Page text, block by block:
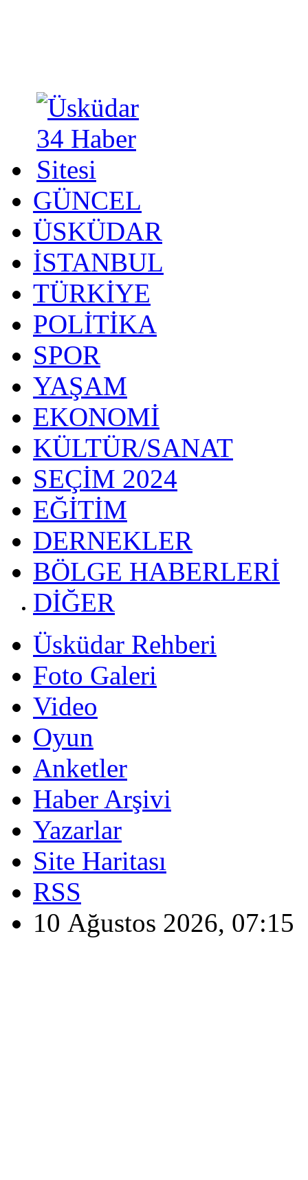
GÜNCEL
ÜSKÜDAR
İSTANBUL
TÜRKİYE
POLİTİKA
SPOR
YAŞAM
EKONOMİ
KÜLTÜR/SANAT
SEÇİM 2024
EĞİTİM
DERNEKLER
BÖLGE HABERLERİ
DİĞER
Üsküdar Rehberi
Foto Galeri
Video
Oyun
Anketler
Haber Arşivi
Yazarlar
Site Haritası
RSS
10 Ağustos 2026, 07:15